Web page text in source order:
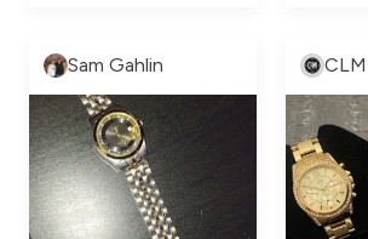
Sam Gahlin CLM